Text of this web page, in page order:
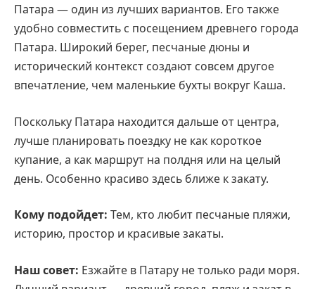
Патара — один из лучших вариантов. Его также
удобно совместить с посещением древнего города
Патара. Широкий берег, песчаные дюны и
исторический контекст создают совсем другое
впечатление, чем маленькие бухты вокруг Каша.
Поскольку Патара находится дальше от центра,
лучше планировать поездку не как короткое
купание, а как маршрут на полдня или на целый
день. Особенно красиво здесь ближе к закату.
Кому подойдет: Тем, кто любит песчаные пляжи,
историю, простор и красивые закаты.
Наш совет: Езжайте в Патару не только ради моря.